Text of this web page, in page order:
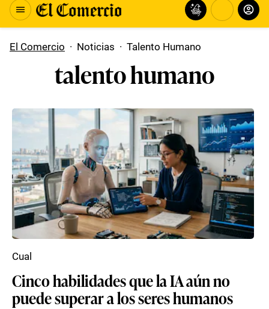
El Comercio · Noticias · Talento Humano
talento humano
Cinco habilidades que la IA aún no
puede superar a los seres humanos
Cual